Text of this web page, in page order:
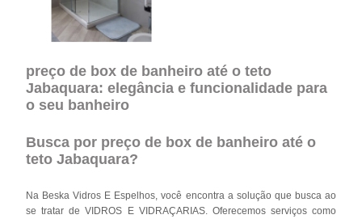
preço de box de banheiro até o teto
Jabaquara: elegância e funcionalidade para
o seu banheiro
Busca por preço de box de banheiro até o
teto Jabaquara?
Na Beska Vidros E Espelhos, você encontra a solução que busca ao
se tratar de VIDROS E VIDRAÇARIAS. Oferecemos serviços como